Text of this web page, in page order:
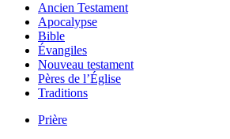
Ancien Testament
Apocalypse
Bible
Évangiles
Nouveau testament
Pères de l’Église
Traditions
Prière